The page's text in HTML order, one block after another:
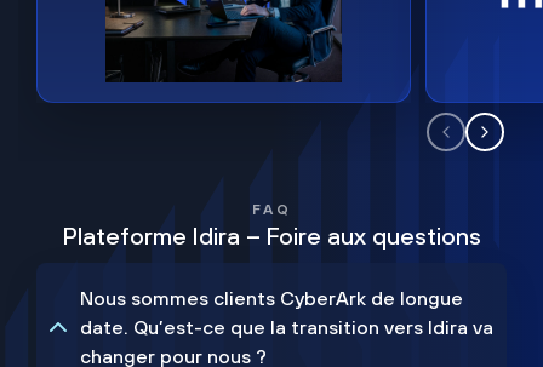
FAQ
Plateforme Idira – Foire aux questions
Nous sommes clients CyberArk de longue
date. Qu’est-ce que la transition vers Idira va
changer pour nous ?